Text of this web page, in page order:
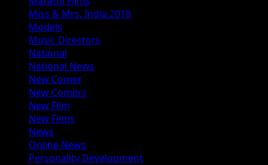
Miss & Mrs. India 2018
Models
Music Directors
National
National News
New Comer
New Comers
New Film
New Films
News
Online News
Personality Development